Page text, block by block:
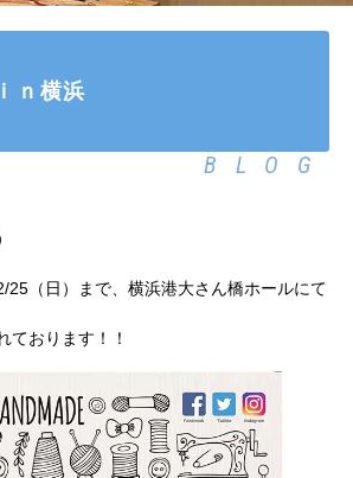
ｎ横浜
BLOG
25（日）まで、横浜港大さん橋ホールにて
ております！！